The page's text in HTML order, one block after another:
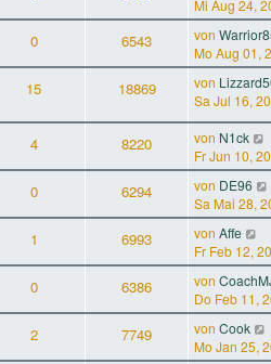
Mi Aug 24,
0 6543 von
Mo Aug 01,
15 18869 von
Sa Jul 16,
4 8220 von N1ck
Fr Jun 10,
0 6294 von DE96
Sa Mai 28,
1 6993 von Affe
Fr Feb 12,
0 6386 von
Do Feb 11,
2 7749 von Cook
Mo Jan 25,